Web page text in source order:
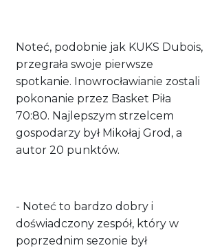
Noteć, podobnie jak KUKS Dubois,
przegrała swoje pierwsze
spotkanie. Inowrocławianie zostali
pokonanie przez Basket Piła
70:80. Najlepszym strzelcem
gospodarzy był Mikołaj Grod, a
autor 20 punktów.
- Noteć to bardzo dobry i
doświadczony zespół, który w
poprzednim sezonie był